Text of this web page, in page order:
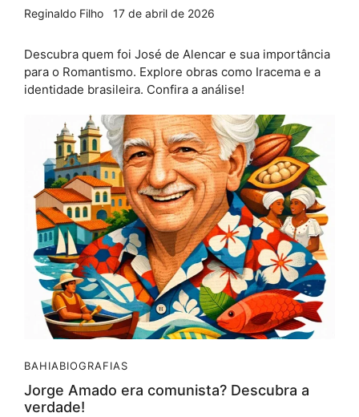
Reginaldo Filho 17 de abril de 2026
Descubra quem foi José de Alencar e sua importância
para o Romantismo. Explore obras como Iracema e a
identidade brasileira. Confira a análise!
BAHIABIOGRAFIAS
Jorge Amado era comunista? Descubra a
verdade!